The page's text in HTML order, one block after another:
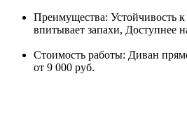
Преимущества: Устойчивость
впитывает запахи, Доступнее
Стоимость работы: Диван
от 9 000 руб.